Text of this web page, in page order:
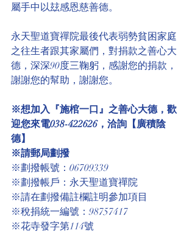
屬手中以玆感恩慈善德。
永天聖道寶禪院最後代表弱勢貧困家庭
之往生者跟其家屬們，對捐款之善心大
德，深深90度三鞠躬，感謝您的捐款，
謝謝您的幫助，謝謝您。
※想加入『施棺一口』之善心大德，歡
迎您來電038-422626，洽詢【廣積陰
德】
※請郵局劃撥
※劃撥帳號：06709339
※劃撥帳戶：永天聖道寶禪院
※請在劃撥備註欄註明參加項目
※稅捐統一編號：98757417
※花寺發字第114號